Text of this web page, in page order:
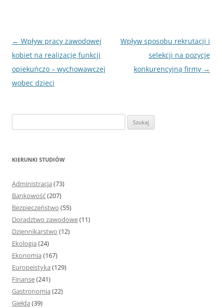
Nawigacja
wpisu
← Wpływ pracy zawodowej
kobiet na realizację funkcji
opiekuńczo – wychowawczej
wobec dzieci
Wpływ sposobu rekrutacji i
selekcji na pozycję
konkurencyjną firmy →
z
KIERUNKI STUDIÓW
Administracja (73)
Bankowość(207)
Bezpieczeństwo (55)
Doradztwo zawodowe(11)
Dziennikarstwo (12)
Ekologia (24)
Ekonomia (167)
Europeistyka (129)
Finanse(241)
Gastronomia (22)
Giełda (39)